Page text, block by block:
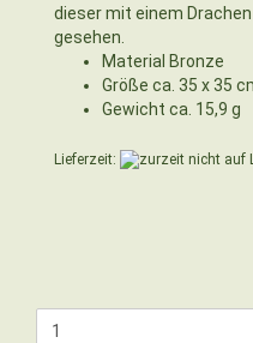
dieser mit einem
gesehen.
Material Bronze
Größe ca. 35 x 35
Gewicht ca. 15,9 g
Lieferzeit: